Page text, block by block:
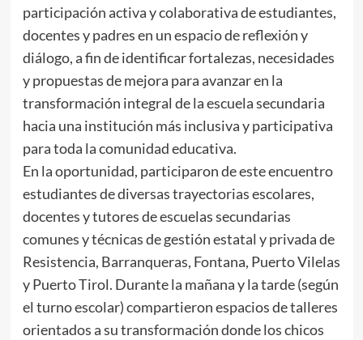
participación activa y colaborativa de estudiantes,
docentes y padres en un espacio de reflexión y
diálogo, a fin de identificar fortalezas, necesidades
y propuestas de mejora para avanzar en la
transformación integral de la escuela secundaria
hacia una institución más inclusiva y participativa
para toda la comunidad educativa.
En la oportunidad, participaron de este encuentro
estudiantes de diversas trayectorias escolares,
docentes y tutores de escuelas secundarias
comunes y técnicas de gestión estatal y privada de
Resistencia, Barranqueras, Fontana, Puerto Vilelas
y Puerto Tirol. Durante la mañana y la tarde (según
el turno escolar) compartieron espacios de talleres
orientados a su transformación donde los chicos